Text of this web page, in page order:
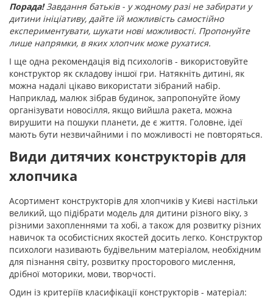
Порада!Завдання батьків - у жодному разі не забирати у
дитини ініціативу, дайте їй можливість самостійно
експериментувати, шукати нові можливості. Пропонуйте
лише напрямки, в яких хлопчик може рухатися.
І ще одна рекомендація від психологів - використовуйте
конструктор як складову іншої гри. Натякніть дитині, як
можна надалі цікаво використати зібраний набір.
Наприклад, малюк зібрав будинок, запропонуйте йому
організувати новосілля, якщо вийшла ракета, можна
вирушити на пошуки планети, де є життя. Головне, ідеї
мають бути незвичайними і по можливості не повторяться.
Види дитячих конструкторів для
хлопчика
Асортимент конструкторів для хлопчиків у Києві настільки
великий, що підібрати модель для дитини різного віку, з
різними захопленнями та хобі, а також для розвитку різних
навичок та особистісних якостей досить легко. Конструктор
психологи називають будівельним матеріалом, необхідним
для пізнання світу, розвитку просторового мислення,
дрібної моторики, мови, творчості.
Один із критеріїв класифікації конструкторів - матеріал: